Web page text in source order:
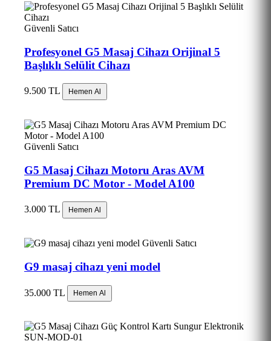
Güvenli Satıcı
Profesyonel G5 Masaj Cihazı Orijinal 5
Başlıklı Selülit Cihazı
9.500 TL Hemen Al
Güvenli Satıcı
G5 Masaj Cihazı Motoru Aras AVM
Premium DC Motor - Model A100
3.000 TL Hemen Al
Güvenli Satıcı
G9 masaj cihazı yeni model
35.000 TL Hemen Al